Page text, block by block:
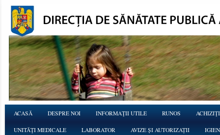
ACASĂ DESPRE NOI INFORMAŢII UTILE RUNOS
UNITĂŢI MEDICALE LABORATOR AVIZE ȘI AUTORIZAȚII